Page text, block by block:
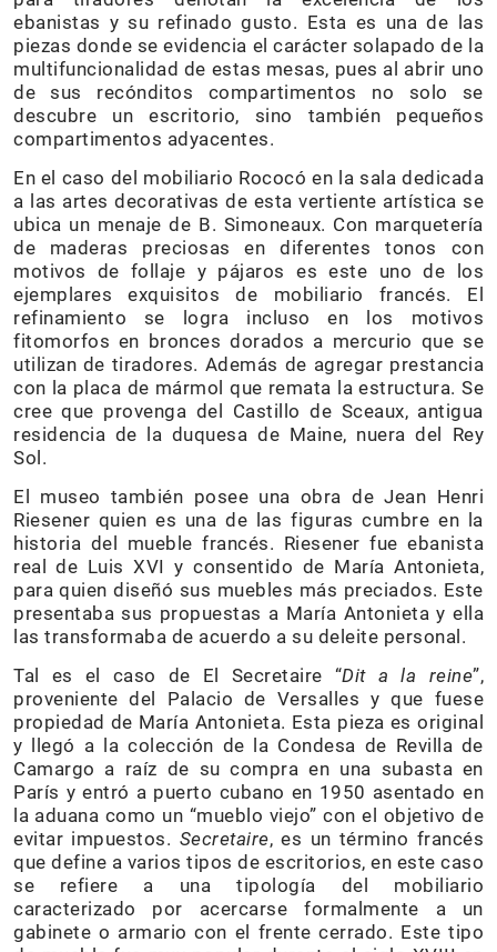
ebanistas y su refinado gusto. Esta es una de las
piezas donde se evidencia el carácter solapado de la
multifuncionalidad de estas mesas, pues al abrir uno
de sus recónditos compartimentos no solo se
descubre un escritorio, sino también pequeños
compartimentos adyacentes.
En el caso del mobiliario Rococó en la sala dedicada
a las artes decorativas de esta vertiente artística se
ubica un menaje de B. Simoneaux. Con marquetería
de maderas preciosas en diferentes tonos con
motivos de follaje y pájaros es este uno de los
ejemplares exquisitos de mobiliario francés. El
refinamiento se logra incluso en los motivos
fitomorfos en bronces dorados a mercurio que se
utilizan de tiradores. Además de agregar prestancia
con la placa de mármol que remata la estructura. Se
cree que provenga del Castillo de Sceaux, antigua
residencia de la duquesa de Maine, nuera del Rey
Sol.
El museo también posee una obra de Jean Henri
Riesener quien es una de las figuras cumbre en la
historia del mueble francés. Riesener fue ebanista
real de Luis XVI y consentido de María Antonieta,
para quien diseñó sus muebles más preciados. Este
presentaba sus propuestas a María Antonieta y ella
las transformaba de acuerdo a su deleite personal.
Tal es el caso de El Secretaire “Dit a la reine”,
proveniente del Palacio de Versalles y que fuese
propiedad de María Antonieta. Esta pieza es original
y llegó a la colección de la Condesa de Revilla de
Camargo a raíz de su compra en una subasta en
París y entró a puerto cubano en 1950 asentado en
la aduana como un “mueblo viejo” con el objetivo de
evitar impuestos. Secretaire, es un término francés
que define a varios tipos de escritorios, en este caso
se refiere a una tipología del mobiliario
caracterizado por acercarse formalmente a un
gabinete o armario con el frente cerrado. Este tipo